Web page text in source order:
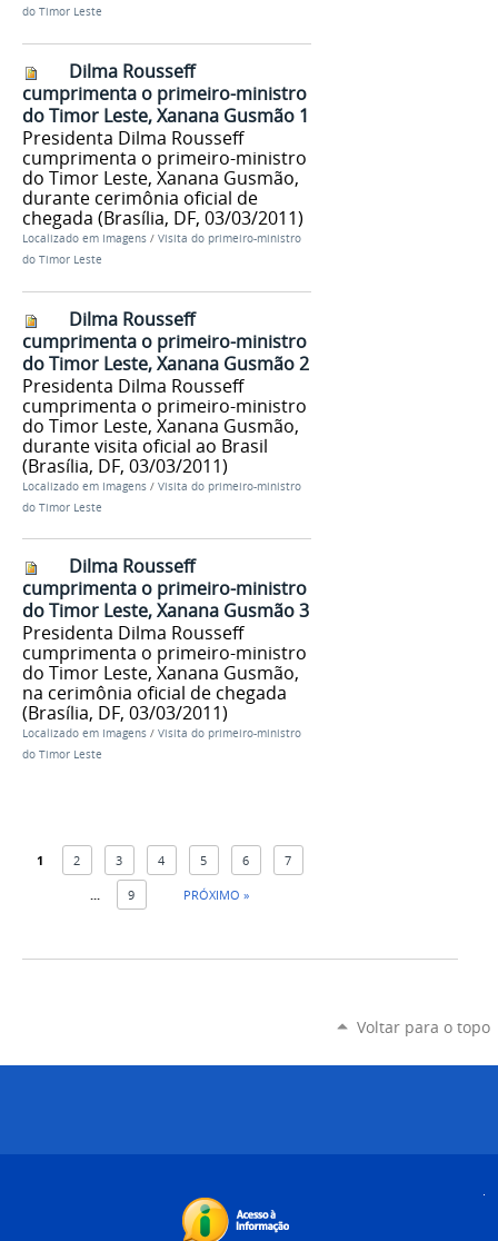
do Timor Leste
Dilma Rousseff
cumprimenta o primeiro-ministro
do Timor Leste, Xanana Gusmão 1
Presidenta Dilma Rousseff
cumprimenta o primeiro-ministro
do Timor Leste, Xanana Gusmão,
durante cerimônia oficial de
chegada (Brasília, DF, 03/03/2011)
Localizado em Imagens / Visita do primeiro-ministro
do Timor Leste
Dilma Rousseff
cumprimenta o primeiro-ministro
do Timor Leste, Xanana Gusmão 2
Presidenta Dilma Rousseff
cumprimenta o primeiro-ministro
do Timor Leste, Xanana Gusmão,
durante visita oficial ao Brasil
(Brasília, DF, 03/03/2011)
Localizado em Imagens / Visita do primeiro-ministro
do Timor Leste
Dilma Rousseff
cumprimenta o primeiro-ministro
do Timor Leste, Xanana Gusmão 3
Presidenta Dilma Rousseff
cumprimenta o primeiro-ministro
do Timor Leste, Xanana Gusmão,
na cerimônia oficial de chegada
(Brasília, DF, 03/03/2011)
Localizado em Imagens / Visita do primeiro-ministro
do Timor Leste
1 2 3 4 5 6 7
... 9 PRÓXIMO »
Voltar para o topo